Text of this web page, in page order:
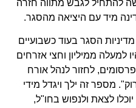
להתחיל לגבש מתווה חזרה
מיד עם היציאה מהסגר.
הסגר בעוד כשבועיים
למעלה ממיליון וחצי אזרחים
לחזור לנהל אורח
מספר זה ילך ויגדל מידי
לצאת ולנפוש בחו"ל,